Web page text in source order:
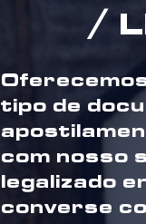
/
tipo de
com nosso
legalizado
converse